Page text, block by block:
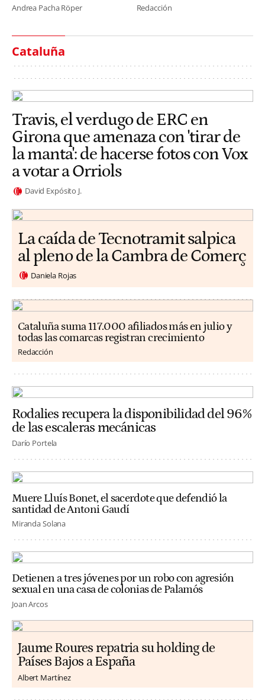
Andrea Pacha Röper Redacción
Cataluña
Travis, el verdugo de ERC en
Girona que amenaza con 'tirar de
la manta': de hacerse fotos con Vox
a votar a Orriols
David Expósito J.
La caída de Tecnotramit salpica
al pleno de la Cambra de Comerç
Daniela Rojas
Cataluña suma 117.000 afiliados más en julio y
todas las comarcas registran crecimiento
Redacción
Rodalies recupera la disponibilidad del 96%
de las escaleras mecánicas
Darío Portela
Muere Lluís Bonet, el sacerdote que defendió la
santidad de Antoni Gaudí
Miranda Solana
Detienen a tres jóvenes por un robo con agresión
sexual en una casa de colonias de Palamós
Joan Arcos
Jaume Roures repatria su holding de
Países Bajos a España
Albert Martínez